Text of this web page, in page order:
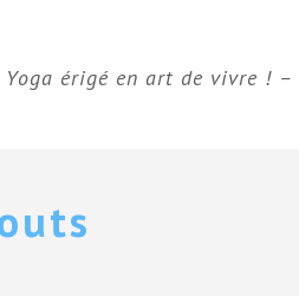
Yoga érigé en art de vivre ! –